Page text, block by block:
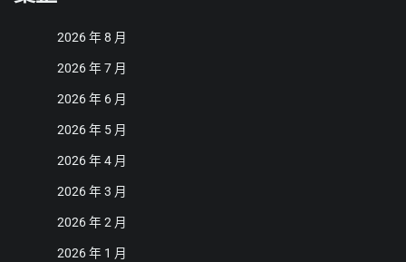
2026 年 8 月
2026 年 7 月
2026 年 6 月
2026 年 5 月
2026 年 4 月
2026 年 3 月
2026 年 2 月
2026 年 1 月